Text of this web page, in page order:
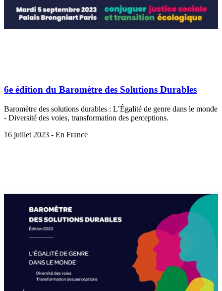
6e édition du Baromètre des Solutions Durables
Baromètre des solutions durables : L’Égalité de genre dans le monde
- Diversité des voies, transformation des perceptions.
16 juillet 2023 - En France